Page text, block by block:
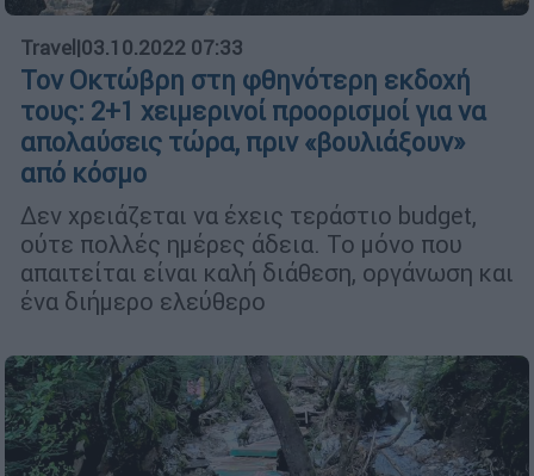
Travel |03.10.2022 07:33
Τον Οκτώβρη στη φθηνότερη εκδοχή
τους: 2+1 χειμερινοί προορισμοί για να
απολαύσεις τώρα, πριν «βουλιάξουν»
από κόσμο
Δεν χρειάζεται να έχεις τεράστιο budget,
ούτε πολλές ημέρες άδεια. Το μόνο που
απαιτείται είναι καλή διάθεση, οργάνωση και
ένα διήμερο ελεύθερο